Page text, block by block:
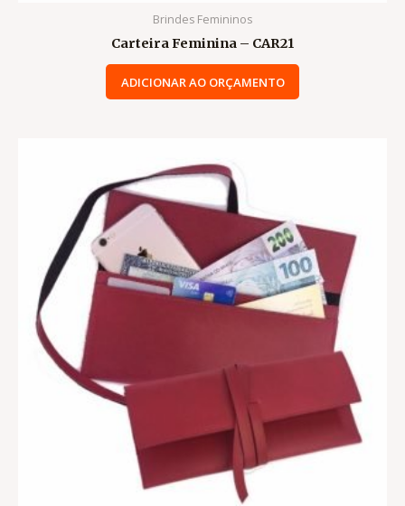
Brindes Femininos
Carteira Feminina – CAR21
ADICIONAR AO ORÇAMENTO